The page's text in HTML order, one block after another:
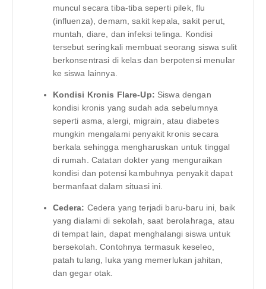
muncul secara tiba-tiba seperti pilek, flu
(influenza), demam, sakit kepala, sakit perut,
muntah, diare, dan infeksi telinga. Kondisi
tersebut seringkali membuat seorang siswa sulit
berkonsentrasi di kelas dan berpotensi menular
ke siswa lainnya.
Kondisi Kronis Flare-Up: Siswa dengan
kondisi kronis yang sudah ada sebelumnya
seperti asma, alergi, migrain, atau diabetes
mungkin mengalami penyakit kronis secara
berkala sehingga mengharuskan untuk tinggal
di rumah. Catatan dokter yang menguraikan
kondisi dan potensi kambuhnya penyakit dapat
bermanfaat dalam situasi ini.
Cedera: Cedera yang terjadi baru-baru ini, baik
yang dialami di sekolah, saat berolahraga, atau
di tempat lain, dapat menghalangi siswa untuk
bersekolah. Contohnya termasuk keseleo,
patah tulang, luka yang memerlukan jahitan,
dan gegar otak.